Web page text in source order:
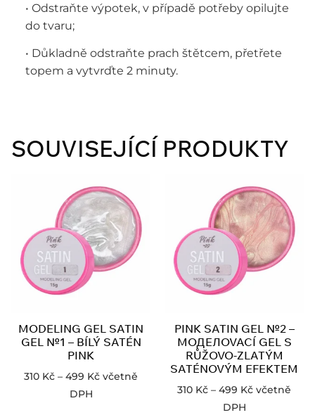
• Odstraňte výpotek, v případě potřeby opilujte
do tvaru;
• Důkladně odstraňte prach štětcem, přetřete
topem a vytvrďte 2 minuty.
SOUVISEJÍCÍ PRODUKTY
MODELING GEL SATIN
GEL №1 – BÍLÝ SATÉN
PINK
310 Kč – 499 Kč včetně
DPH
PINK SATIN GEL №2 –
МОДЕЛOVACÍ GEL S
RŮŽOVO-ZLATÝM
SATÉNOVÝM EFEKTEM
310 Kč – 499 Kč včetně
DPH